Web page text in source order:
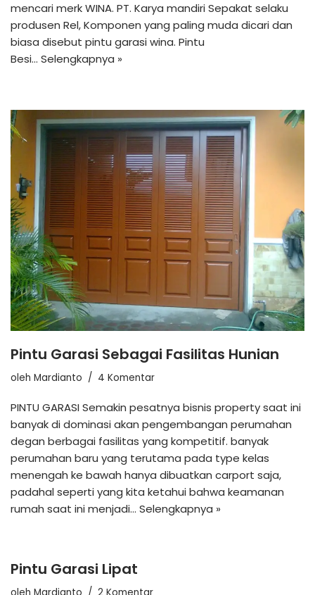
mencari merk WINA. PT. Karya mandiri Sepakat selaku
produsen Rel, Komponen yang paling muda dicari dan
biasa disebut pintu garasi wina. Pintu
Besi… Selengkapnya »
Pintu Garasi Sebagai Fasilitas Hunian
oleh Mardianto 4 Komentar
PINTU GARASI Semakin pesatnya bisnis property saat ini
banyak di dominasi akan pengembangan perumahan
degan berbagai fasilitas yang kompetitif. banyak
perumahan baru yang terutama pada type kelas
menengah ke bawah hanya dibuatkan carport saja,
padahal seperti yang kita ketahui bahwa keamanan
rumah saat ini menjadi… Selengkapnya »
Pintu Garasi Lipat
oleh Mardianto 2 Komentar